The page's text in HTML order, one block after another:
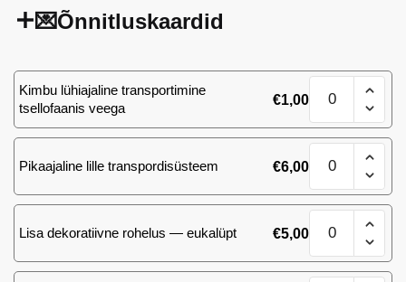
💌Õnnitluskaardid
Kimbu lühiajaline transportimine
tsellofaanis veega
€1,00 Pink
Mondial
(Ecuador)
roosi
kogus
Pikaajaline lille transpordisüsteem €6,00 Pink
Mondial
(Ecuador)
roosi
kogus
Lisa dekoratiivne rohelus — eukalüpt €5,00 Pink
Mondial
(Ecuador)